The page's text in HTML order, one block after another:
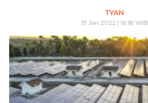
TYAN
31 Jan 2022 | 16:18 WIB